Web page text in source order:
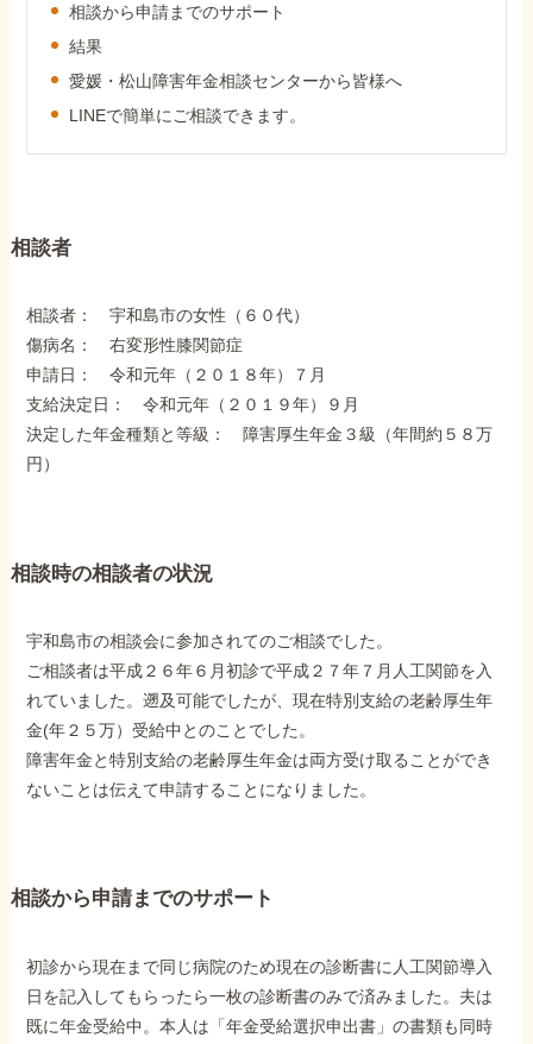
ホーム
障害年金の基礎知識
Q&A・相談事例
障害年金コラム
お客様からの感謝のお手紙
サイトマップ
他社と何が違うの？
相談から申請までのサポート
結果
愛媛・松山障害年金相談センターから皆様へ
LINEで簡単にご相談できます。
相談者
相談者： 宇和島市の女性（６０代）
傷病名： 右変形性膝関節症
申請日： 令和元年（２０１８年）７月
支給決定日： 令和元年（２０１９年）９月
決定した年金種類と等級： 障害厚生年金３級（年間約５８万
円）
相談時の相談者の状況
宇和島市の相談会に参加されてのご相談でした。
ご相談者は平成２６年６月初診で平成２７年７月人工関節を入
れていました。遡及可能でしたが、現在特別支給の老齢厚生年
金(年２５万）受給中とのことでした。
障害年金と特別支給の老齢厚生年金は両方受け取ることができ
ないことは伝えて申請することになりました。
相談から申請までのサポート
初診から現在まで同じ病院のため現在の診断書に人工関節導入
日を記入してもらったら一枚の診断書のみで済みました。夫は
既に年金受給中。本人は「年金受給選択申出書」の書類も同時